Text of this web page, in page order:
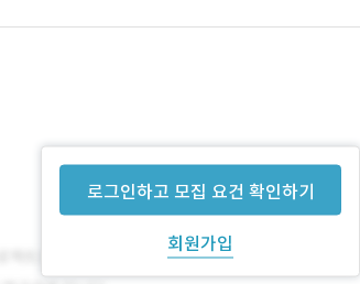
로그인하고 모집 요건 확인하기
회원가입